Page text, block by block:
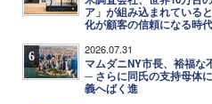
ア」が組み込まれている
化が顧客の信頼になる時代
6 2026.07.31
マムダニNY市長、裕福な
─ さらに同氏の支持母体
義へばく進